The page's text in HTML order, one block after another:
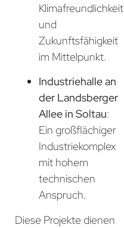
Klimafreundlichkeit
und
Zukunftsfähigkeit
im Mittelpunkt.
Industriehalle an
der Landsberger
Allee in Soltau:
Ein großflächiger
Industriekomplex
mit hohem
technischen
Anspruch.
Diese Projekte dienen